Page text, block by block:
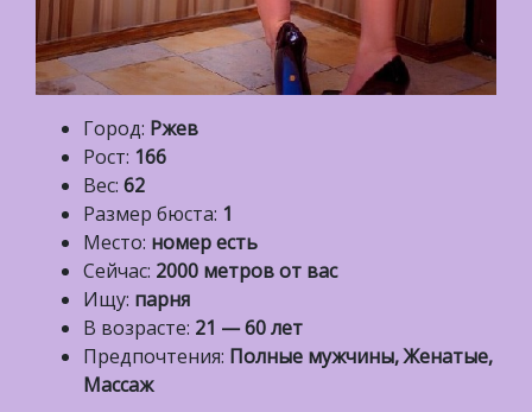
Город: Ржев
Рост: 166
Вес: 62
Размер бюста: 1
Место: номер есть
Сейчас: 2000 метров от вас
Ищу: парня
В возрасте: 21 — 60 лет
Предпочтения: Полные мужчины, Женатые,
Массаж